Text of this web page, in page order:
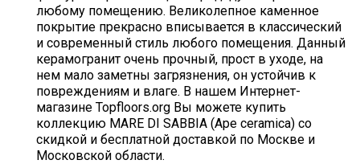
любому помещению. Великолепное каменное
покрытие прекрасно вписывается в классический
и современный стиль любого помещения. Данный
керамогранит очень прочный, прост в уходе, на
нем мало заметны загрязнения, он устойчив к
повреждениям и влаге. В нашем Интернет-
магазине Topfloors.org Вы можете купить
коллекцию MARE DI SABBIA (Ape ceramica) со
скидкой и бесплатной доставкой по Москве и
Московской области.